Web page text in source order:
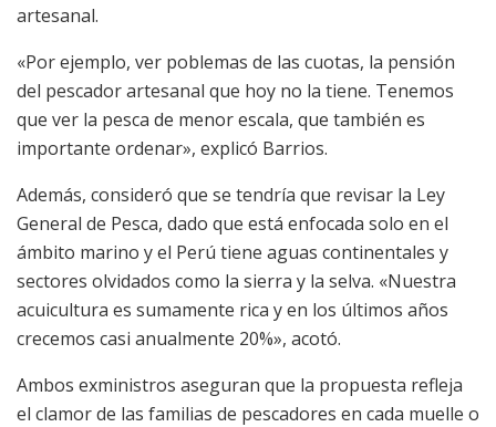
artesanal.
«Por ejemplo, ver poblemas de las cuotas, la pensión
del pescador artesanal que hoy no la tiene. Tenemos
que ver la pesca de menor escala, que también es
importante ordenar», explicó Barrios.
Además, consideró que se tendría que revisar la Ley
General de Pesca, dado que está enfocada solo en el
ámbito marino y el Perú tiene aguas continentales y
sectores olvidados como la sierra y la selva. «Nuestra
acuicultura es sumamente rica y en los últimos años
crecemos casi anualmente 20%», acotó.
Ambos exministros aseguran que la propuesta refleja
el clamor de las familias de pescadores en cada muelle o